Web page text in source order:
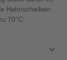
Hahnscheiben
70°C.